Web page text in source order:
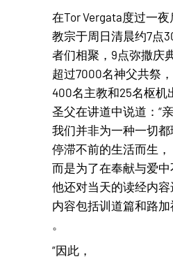
在Tor Vergata度过一夜
教宗于周日清晨约7点
者们相聚，9点弥撒庆
超过7000名神父共祭，
400名主教和25名枢机
圣父在讲道中说道：“
我们并非为一种一切都
停滞不前的生活而生，
而是为了在奉献与爱
他还对当天的读经内容
内容包括训道篇和路
。
“因此，